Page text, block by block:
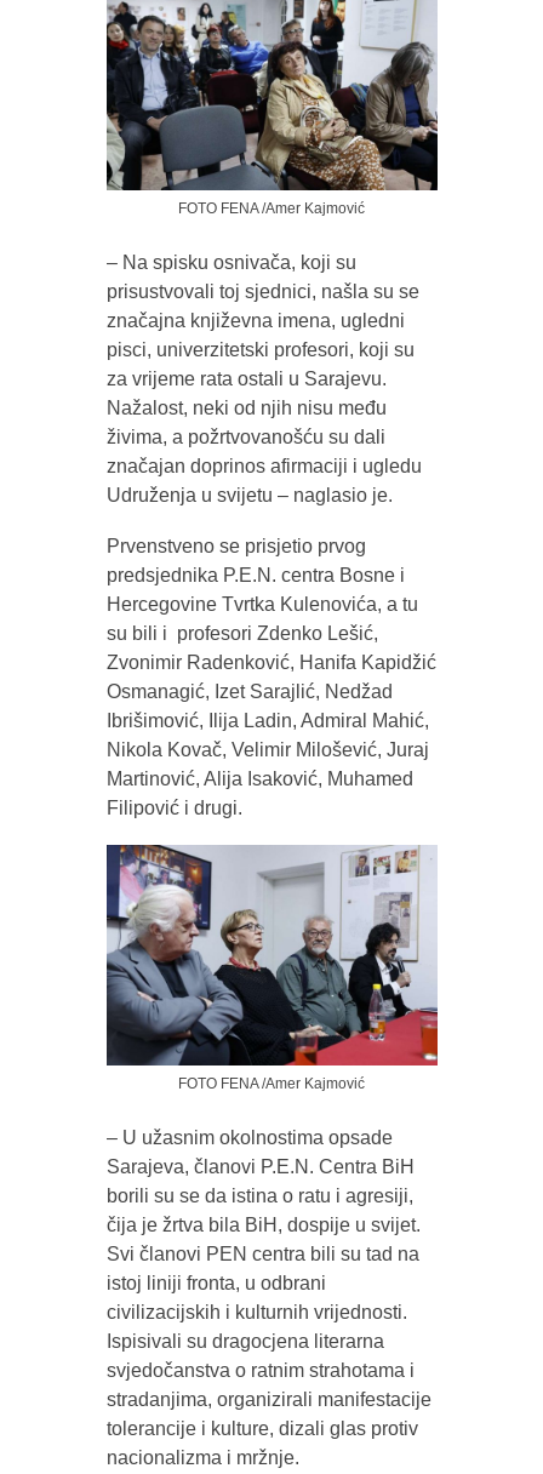
FOTO FENA /Amer Kajmović
– Na spisku osnivača, koji su
prisustvovali toj sjednici, našla su se
značajna književna imena, ugledni
pisci, univerzitetski profesori, koji su
za vrijeme rata ostali u Sarajevu.
Nažalost, neki od njih nisu među
živima, a požrtvovanošću su dali
značajan doprinos afirmaciji i ugledu
Udruženja u svijetu – naglasio je.
Prvenstveno se prisjetio prvog
predsjednika P.E.N. centra Bosne i
Hercegovine Tvrtka Kulenovića, a tu
su bili i profesori Zdenko Lešić,
Zvonimir Radenković, Hanifa Kapidžić
Osmanagić, Izet Sarajlić, Nedžad
Ibrišimović, Ilija Ladin, Admiral Mahić,
Nikola Kovač, Velimir Milošević, Juraj
Martinović, Alija Isaković, Muhamed
Filipović i drugi.
FOTO FENA /Amer Kajmović
– U užasnim okolnostima opsade
Sarajeva, članovi P.E.N. Centra BiH
borili su se da istina o ratu i agresiji,
čija je žrtva bila BiH, dospije u svijet.
Svi članovi PEN centra bili su tad na
istoj liniji fronta, u odbrani
civilizacijskih i kulturnih vrijednosti.
Ispisivali su dragocjena literarna
svjedočanstva o ratnim strahotama i
stradanjima, organizirali manifestacije
tolerancije i kulture, dizali glas protiv
nacionalizma i mržnje.